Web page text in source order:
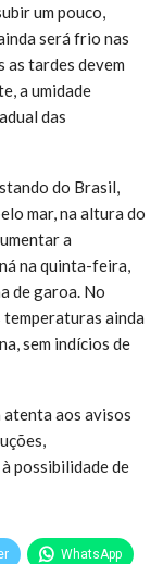
um pouco,
será frio nas
as tardes devem
a umidade
das
do Brasil,
mar, na altura do
a
na quinta-feira,
de garoa. No
temperaturas ainda
sem indícios de
atenta aos avisos
possibilidade de
WhatsApp